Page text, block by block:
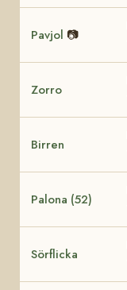
Pavjol 📷
Zorro
Birren
Palona (52)
Sörflicka